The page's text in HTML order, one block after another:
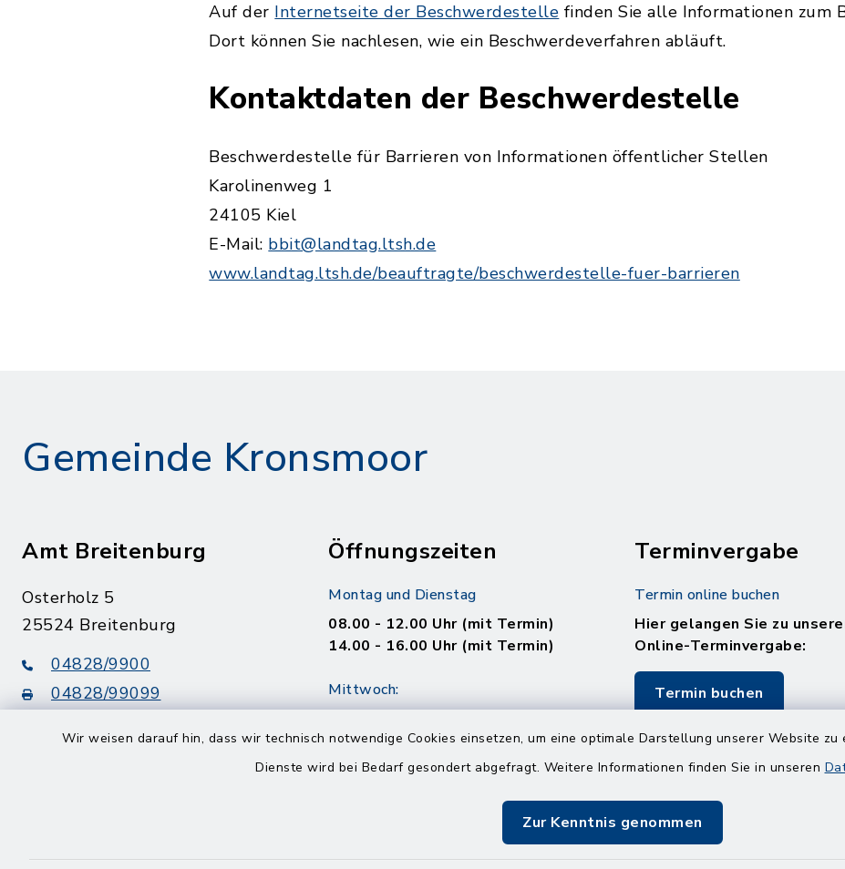
Wir weisen darauf hin, dass wir technisch notwendige Cookies einsetzen, um eine optimale Darstellung unserer Website
Dienste wird bei Bedarf gesondert abgefragt. Weitere Informationen finden Sie in unseren
Zur Kenntnis genommen
Auf der Internetseite der Beschwerdestelle finden Sie alle Informationen zum
Dort können Sie nachlesen, wie ein Beschwerdeverfahren abläuft.
Kontaktdaten der Beschwerdestelle
Beschwerdestelle für Barrieren von Informationen öffentlicher Stellen
Karolinenweg 1
24105 Kiel
E-Mail: bbit@landtag.ltsh.de
www.landtag.ltsh.de/beauftragte/beschwerdestelle-fuer-barrieren
Gemeinde Kronsmoor
Amt Breitenburg
Osterholz 5
25524 Breitenburg
04828/9900
04828/99099
Öffnungszeiten
Montag und Dienstag
08.00 - 12.00 Uhr (mit Termin)
14.00 - 16.00 Uhr (mit Termin)
Mittwoch:
14.00 - 18.00 Uhr (ohne Termin)
Freitag
Terminvergabe
Termin online buchen
Hier gelangen Sie zu
Online-Terminvergabe:
Termin buchen